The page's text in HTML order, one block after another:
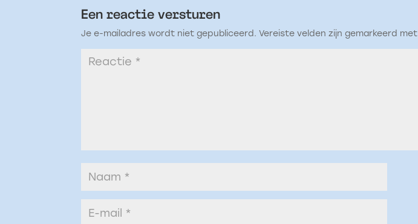
Een reactie versturen
Je e-mailadres wordt niet gepubliceerd. Vereiste velden zijn gemarkeerd met